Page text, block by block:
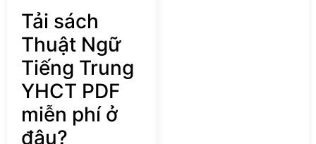
Tải sách
Thuật Ngữ
Tiếng Trung
YHCT PDF
miễn phí ở
đâu?